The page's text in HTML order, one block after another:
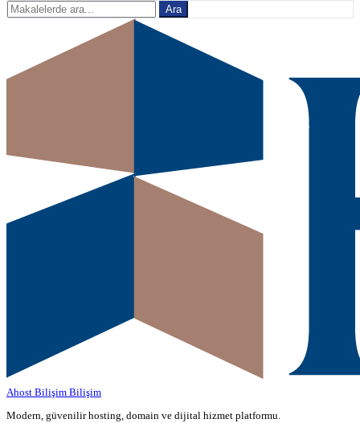
Ara
Ahost Bilişim Bilişim
Modern, güvenilir hosting, domain ve dijital hizmet platformu.